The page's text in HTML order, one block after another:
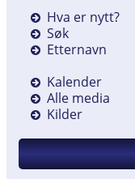
Hva er nytt?
Søk
Etternavn
Kalender
Alle media
Kilder